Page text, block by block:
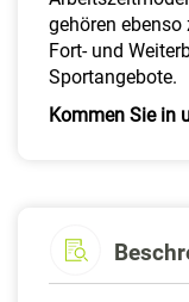
gehören ebenso
Fort- und
Sportangebote.
Kommen Sie in